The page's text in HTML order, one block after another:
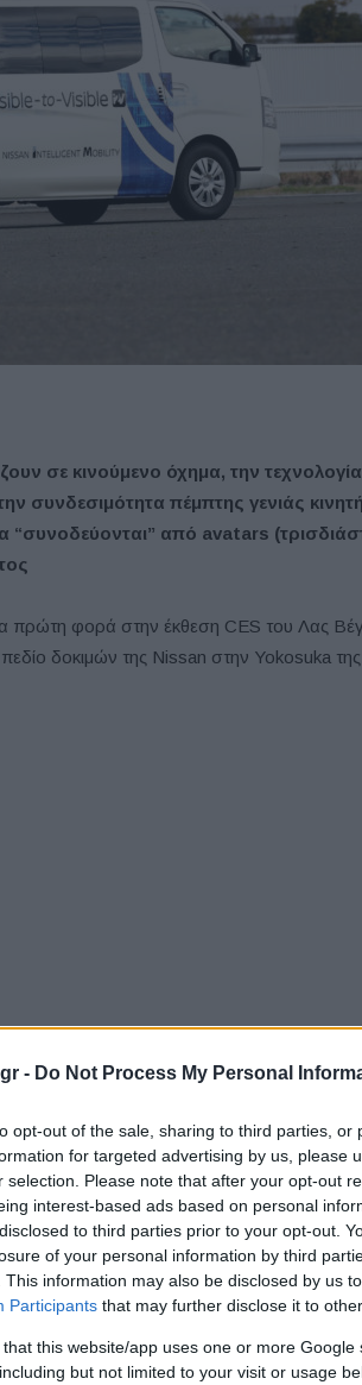
- Do Not Process My Personal
opt-out of the sale, sharing to third parties, or
for targeted advertising by us, please
selection. Please note that after your opt-out
interest-based ads based on personal
to third parties prior to your opt-out.
of your personal information by third
This information may also be disclosed by us
Participants that may further disclose it to
that this website/app uses one or more
but not limited to your visit or usage
σε κινούμενο όχημα, την
συνδεσιμότητα πέμπτης γενιάς
“συνοδεύονται” από avatars
πρώτη φορά στην έκθεση CES του Λας
δοκιμών της Nissan στην Yokosuka
τεχνολογία του Nissan Intelligent
Το I2V έρχεται για να υποστηρίξει τους
έξω και μέσα από το όχημα, σε
στο σύστημα όχι μόνο να
τι είναι μπροστά, ακόμα και να
Για να καταστεί η οδήγηση πιο
ανθρώπινο τρόπο, μέσω των “avatars” που
Sensing της Nissan, η οποία λειτουργεί
από το περιβάλλον κυκλοφορίας, έξω
Mobility) της Nissan, αναλύει το οδικό